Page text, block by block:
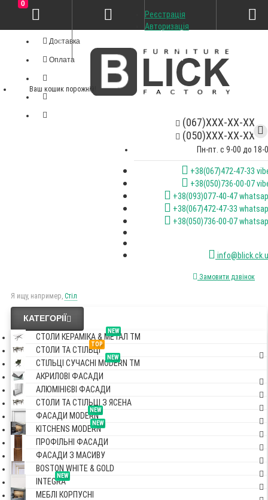
Доставка
Оплата
(067)XXX-XX-XX
(050)XXX-XX-XX
Пн-пт. с 9-00 до 18-
+38(067)472-47-33
+38(050)736-00-07
+38(093)077-40-47
+38(067)472-47-33
+38(050)736-00-07
Замовити дзвінок
Я ищу, например, Стіл
Реєстрація
Авторизація
0
Ваш кошик порожній!
КАТЕГОРІЇ
NEW
СТОЛИ КЕРАМІКА & МЕТАЛ TM
TOP
СТОЛИ ТА СТІЛЬЦІ
NEW
СТІЛЬЦІ СУЧАСНІ MODERN TM
АКРИЛОВІ ФАСАДИ
АЛЮМІНІЄВІ ФАСАДИ
СТОЛИ ТА СТІЛЬЦІ З ЯСЕНА
NEW
ФАСАДИ MODERN
NEW
KITCHENS MODERN
ПРОФІЛЬНІ ФАСАДИ
ФАСАДИ З МАСИВУ
BOSTON WHITE & GOLD
NEW
INTEGRA
МЕБЛІ КОРПУСНІ